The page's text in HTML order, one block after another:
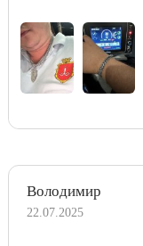
Володимир
22.07.2025